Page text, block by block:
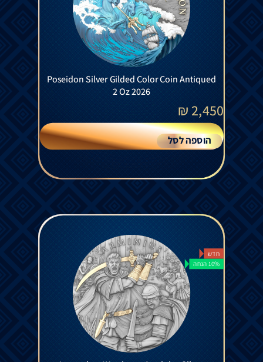
Poseidon Silver Gilded Color Coin Antiqued
2 Oz 2026
2,450
₪
הוספה לסל
חדש
10% הנחה